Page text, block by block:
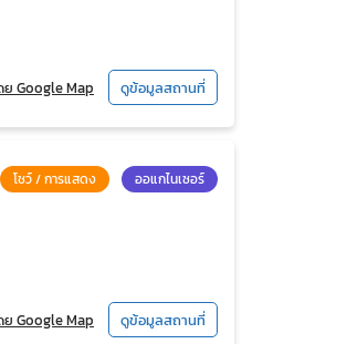
ย Google Map ดูข้อมูลสถานที่
โชว์ / การแสดง ออแกไนเซอร์
ย Google Map ดูข้อมูลสถานที่